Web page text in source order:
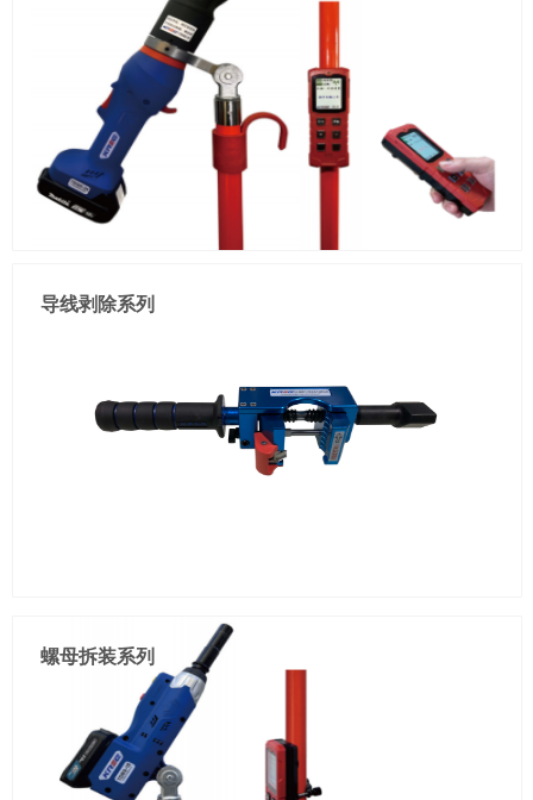
裹,预防拉弧，超轻量化，钩型泄压按钮
压接:Cu300(最大)
重量:2.8KG(含电池)
彩屏语音遥控器，实时播报
可剪:300mm²(带钢芯)
重量:2.4KG(含电池)
彩屏语音遥控器，实时播报
适用于10KV35-300mm²
绝缘导线末端及中间剥皮使用
免换模、免调刀设计
只需锁紧、即可剥皮
导线剥除系列
螺母拆装系列